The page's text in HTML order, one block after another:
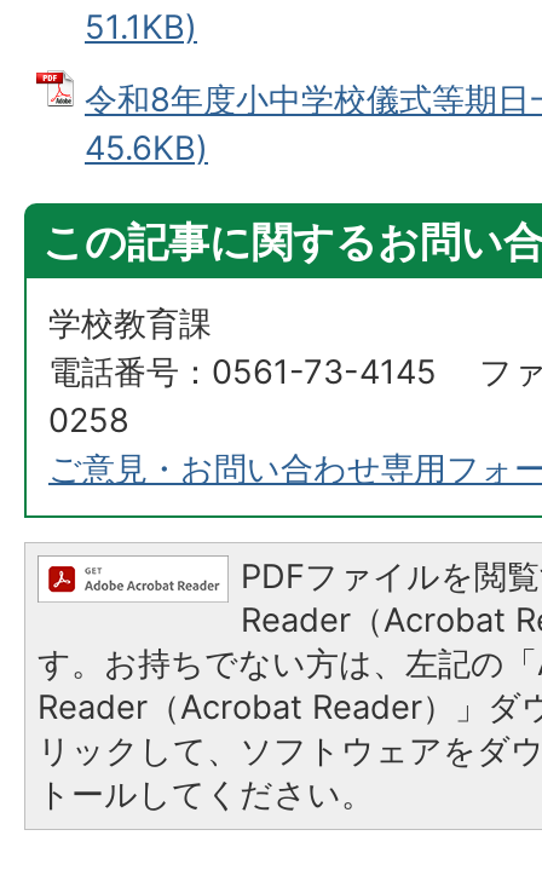
51.1KB)
令和8年度小中学校儀式等期
45.6KB)
この記事に関するお問い
学校教育課
電話番号：0561-73-4145 フ
0258
ご意見・お問い合わせ専用フォ
PDFファイルを閲
Reader（Acrobat
す。お持ちでない方は、左記の
Reader（Acrobat Reader）」ダ
リックして、ソフトウェアをダ
トールしてください。